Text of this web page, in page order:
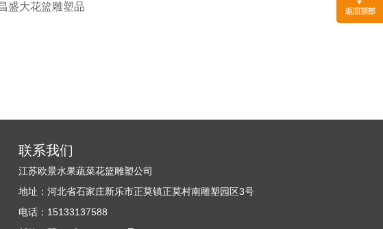
盛大花篮雕塑品
联系我们
江苏欧景水果蔬菜花篮雕塑公司
地址：河北省石家庄新乐市正莫镇正莫村南雕塑园区3号
电话：15133137588